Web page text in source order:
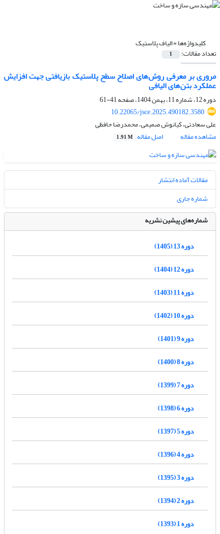
کلیدواژه‌ها =الیاف پلاستیک
تعداد مقالات: 1
مروری بر معرفی روش‌های اصلاح سطح پلاستیک‌ بازیافتی جهت افزایش
عملکرد بتن‌های الیافی
دوره 12، شماره 11، بهمن 1404، صفحه
41-61
10.22065/jsce.2025.490182.3580
علی سعادتی، کیانوش صمیمی، محمدرضا حافظی
مشاهده مقاله
اصل مقاله 1.91 M
مقالات آماده انتشار
شماره جاری
شماره‌های پیشین نشریه
دوره 13 (1405)
دوره 12 (1404)
دوره 11 (1403)
دوره 10 (1402)
دوره 9 (1401)
دوره 8 (1400)
دوره 7 (1399)
دوره 6 (1398)
دوره 5 (1397)
دوره 4 (1396)
دوره 3 (1395)
دوره 2 (1394)
دوره 1 (1393)